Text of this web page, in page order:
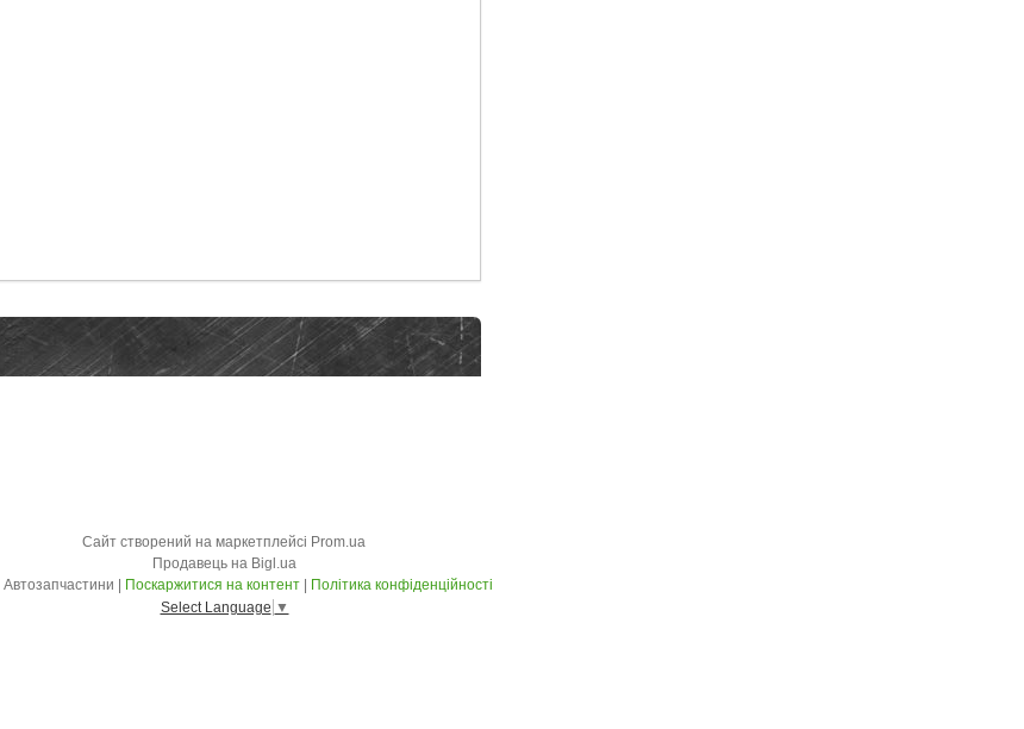
Сайт створений на маркетплейсі Prom.ua
Продавець на Bigl.ua
Поскаржитися на контент
Політика конфіденційності
Select Language ▼